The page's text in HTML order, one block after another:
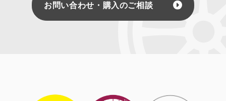
お問い合わせ・購入のご相談